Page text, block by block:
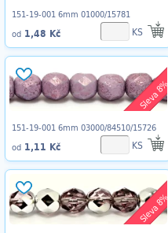
151-19-001 6mm 01000/15781
od 1,48 Kč KS
Sleva 8%
151-19-001 6mm 03000/84510/15726
od 1,11 Kč KS
Sleva 8%